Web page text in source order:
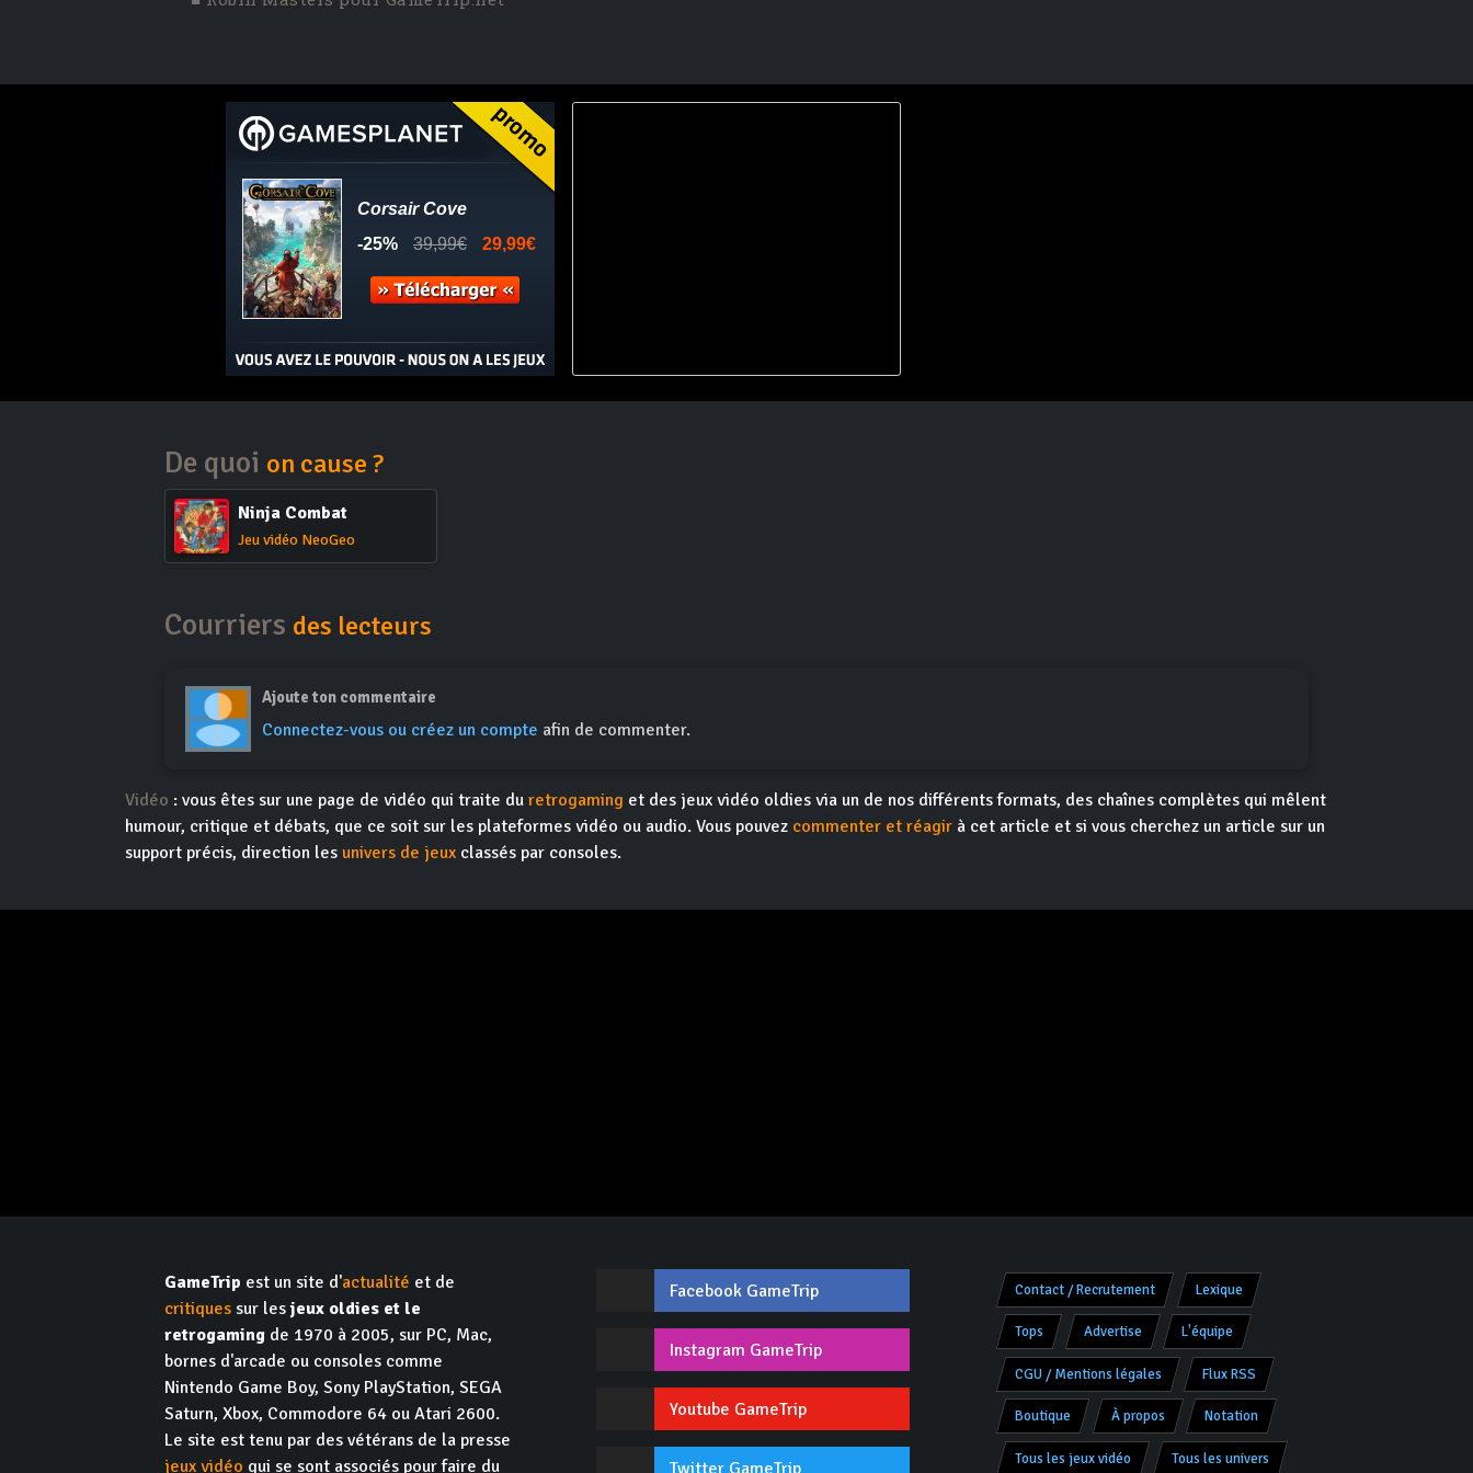
De quoi on cause ?
Ninja Combat
Jeu vidéo NeoGeo
Courriers des lecteurs
Ajoute ton commentaire
Connectez-vous ou créez un compte afin de commenter.
Vidéo : vous êtes sur une page de vidéo qui traite du retrogaming et des jeux vidéo oldies via un de nos différents formats, des chaînes complètes qui mêlent
humour, critique et débats, que ce soit sur les plateformes vidéo ou audio. Vous pouvez commenter et réagir à cet article et si vous cherchez un article sur un
support précis, direction les univers de jeux classés par consoles.
GameTrip est un site d'actualité et de
critiques sur lesjeux oldies et le
retrogaming de 1970 à 2005, sur PC, Mac,
bornes d'arcade ou consoles comme
Nintendo Game Boy, Sony PlayStation, SEGA
Saturn, Xbox, Commodore 64 ou Atari 2600.
Le site est tenu par des vétérans de la presse
jeux vidéo qui se sont associés pour faire du
Facebook GameTrip
Instagram GameTrip
Youtube GameTrip
Twitter GameTrip
Contact / Recrutement Lexique
Tops Advertise L'équipe
CGU / Mentions légales Flux RSS
Boutique À propos Notation
Tous les jeux vidéo Tous les univers